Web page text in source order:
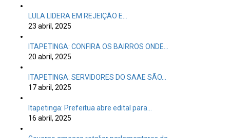
LULA LIDERA EM REJEIÇÃO E…
23 abril, 2025
ITAPETINGA: CONFIRA OS BAIRROS ONDE…
20 abril, 2025
ITAPETINGA: SERVIDORES DO SAAE SÃO…
17 abril, 2025
Itapetinga: Prefeitua abre edital para…
16 abril, 2025